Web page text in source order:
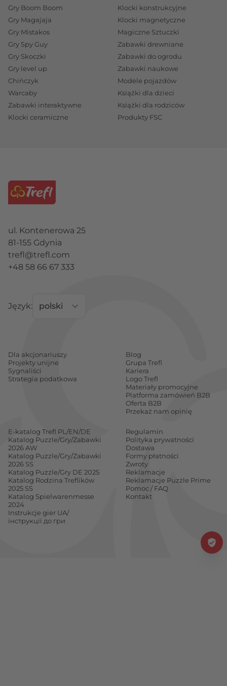
Gry Boom Boom
Gry Magajaja
Gry Mistakos
Gry Spy Guy
Gry Skoczki
Gry level up
Chińczyk
Warcaby
Zabawki interaktywne
Klocki ceramiczne
Klocki konstrukcyjne
Klocki magnetyczne
Magiczne Sztuczki
Zabawki drewniane
Zabawki do ogrodu
Zabawki naukowe
Modele pojazdów
Książki dla dzieci
Książki dla rodziców
Produkty FSC
ul. Kontenerowa 25
81-155 Gdynia
trefl@trefl.com
+48 58 66 67 333
Język:
Dla akcjonariuszy
Projekty unijne
Sygnaliści
Strategia podatkowa
Blog
Grupa Trefl
Kariera
Logo Trefl
Materiały promocyjne
Platforma zamówień B2B
Oferta B2B
Przekaż nam opinię
E-katalog Trefl PL/EN/DE
Katalog Puzzle/Gry/Zabawki
2026 AW
Katalog Puzzle/Gry/Zabawki
2026 SS
Katalog Puzzle/Gry DE 2025
Katalog Rodzina Treflików
2025 SS
Katalog Spielwarenmesse
2024
Instrukcje gier UA/
інструкції до гри
Regulamin
Polityka prywatności
Dostawa
Formy płatności
Zwroty
Reklamacje
Reklamacje Puzzle Prime
Pomoc / FAQ
Kontakt